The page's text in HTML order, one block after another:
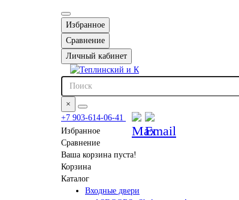
Избранное
Сравнение
Личный кабинет
×
+7 903-614-06-41
Избранное
Сравнение
Ваша корзина пуста!
Корзина
Каталог
Входные двери